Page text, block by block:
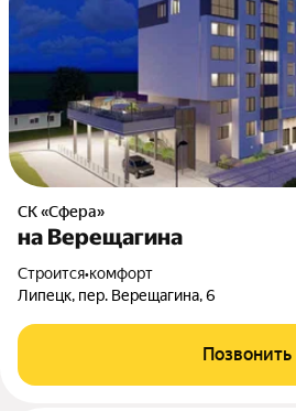
СК «Сфера»
на Верещагина
Строится•комфорт
Липецк, пер. Верещагина, 6
Позвонить